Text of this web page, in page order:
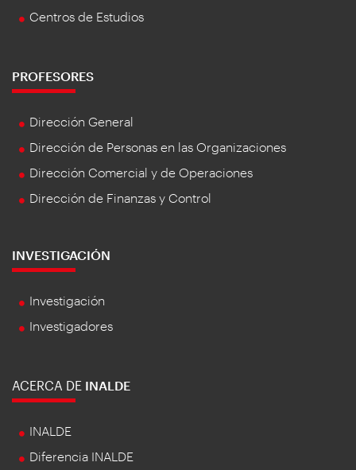
Centros de Estudios
PROFESORES
Dirección General
Dirección de Personas en las Organizaciones
Dirección Comercial y de Operaciones
Dirección de Finanzas y Control
INVESTIGACIÓN
Investigación
Investigadores
ACERCA DE INALDE
INALDE
Diferencia INALDE